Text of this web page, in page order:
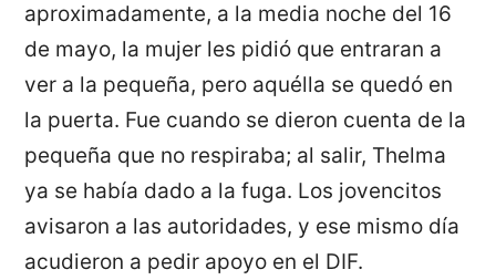
aproximadamente, a la media noche del 16
de mayo, la mujer les pidió que entraran a
ver a la pequeña, pero aquélla se quedó en
la puerta. Fue cuando se dieron cuenta de la
pequeña que no respiraba; al salir, Thelma
ya se había dado a la fuga. Los jovencitos
avisaron a las autoridades, y ese mismo día
acudieron a pedir apoyo en el DIF.